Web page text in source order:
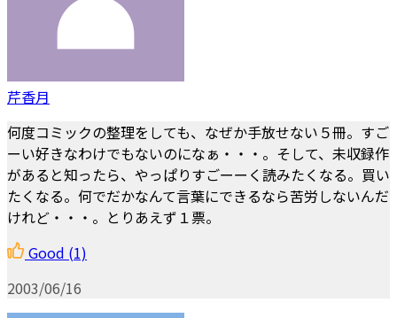
芹香月
何度コミックの整理をしても、なぜか手放せない５冊。すご
ーい好きなわけでもないのになぁ・・・。そして、未収録作
があると知ったら、やっぱりすごーーく読みたくなる。買い
たくなる。何でだかなんて言葉にできるなら苦労しないんだ
けれど・・・。とりあえず１票。
Good (1)
2003/06/16